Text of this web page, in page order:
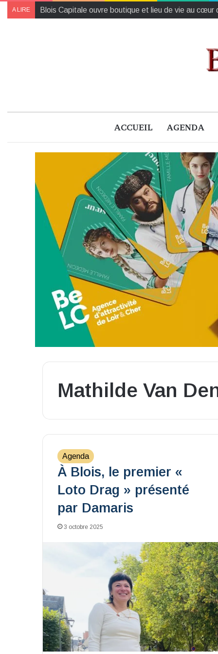
A LIRE Agenda du weekend à Blois (et ses environs)
ACCUEIL AGENDA
Mathilde Van
Agenda
À Blois, le premier «
Loto Drag » présenté
par Damaris
3 octobre 2025